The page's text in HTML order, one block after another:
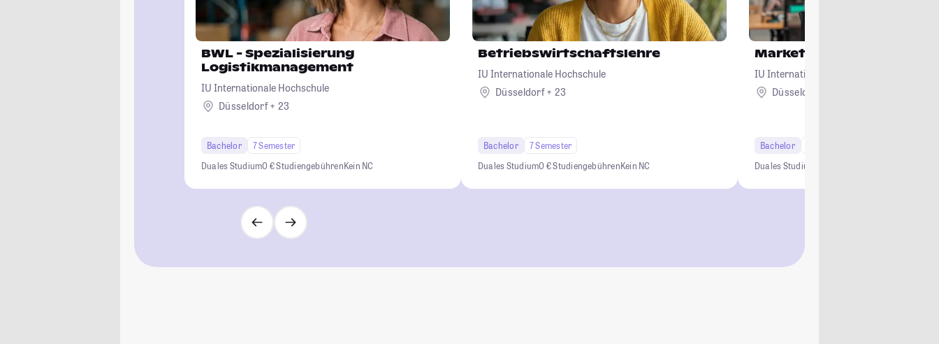
BWL - Spezialisierung
Logistikmanagement
IU Internationale Hochschule
Düsseldorf + 23
Bachelor
7 Semester
Duales Studium0 € StudiengebührenKein NC
Betriebswirtschaftslehre
IU Internationale Hochschule
Düsseldorf + 23
Bachelor
7 Semester
Duales Studium0 € StudiengebührenKein NC
Marketing
IU Internationale Hochschule
Düsseldorf + 12
Bachelor
Duales Studium